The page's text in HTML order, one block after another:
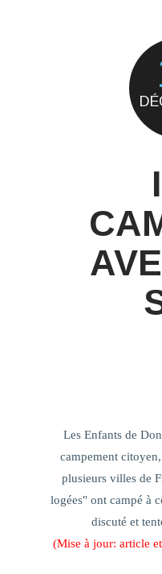
Les Enfants de
campement
plusieurs villes de
logées" ont campé à
discuté et
(Mise à jour: article